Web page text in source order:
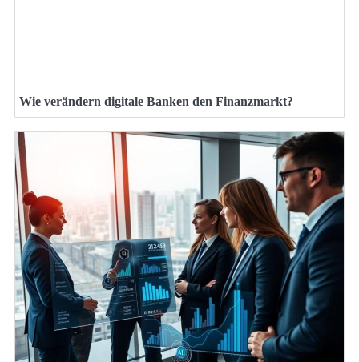
Wie verändern digitale Banken den Finanzmarkt?